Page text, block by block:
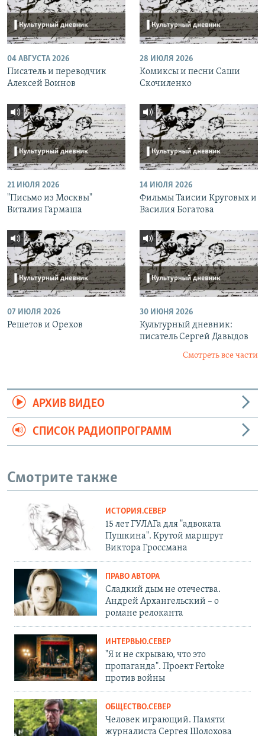
04 АВГУСТА 2026
Писатель и переводчик
Алексей Воинов
28 ИЮЛЯ 2026
Комиксы и песни Саши
Скочиленко
21 ИЮЛЯ 2026
"Письмо из Москвы"
Виталия Гармаша
14 ИЮЛЯ 2026
Фильмы Таисии Круговых и
Василия Богатова
07 ИЮЛЯ 2026
Решетов и Орехов
30 ИЮНЯ 2026
Культурный дневник:
писатель Сергей Давыдов
Смотреть все части
АРХИВ ВИДЕО
СПИСОК РАДИОПРОГРАММ
Смотрите также
ИСТОРИЯ.СЕВЕР
15 лет ГУЛАГа для "адвоката
Пушкина". Крутой маршрут
Виктора Гроссмана
ПРАВО АВТОРА
Сладкий дым не отечества.
Андрей Архангельский – о
романе релоканта
ИНТЕРВЬЮ.СЕВЕР
"Я и не скрываю, что это
пропаганда". Проект Fertoke
против войны
ОБЩЕСТВО.СЕВЕР
Человек играющий. Памяти
журналиста Сергея Шолохова